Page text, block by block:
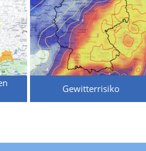
Gewitterrisiko